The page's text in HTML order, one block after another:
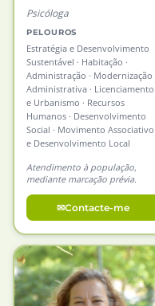
Psicóloga
PELOUROS
Estratégia e Desenvolvimento
Sustentável · Habitação ·
Administração · Modernização
Administrativa · Licenciamento
e Urbanismo · Recursos
Humanos · Desenvolvimento
Social · Movimento Associativo
e Desenvolvimento Local
Atendimento à população,
mediante marcação prévia.
Contacte-me